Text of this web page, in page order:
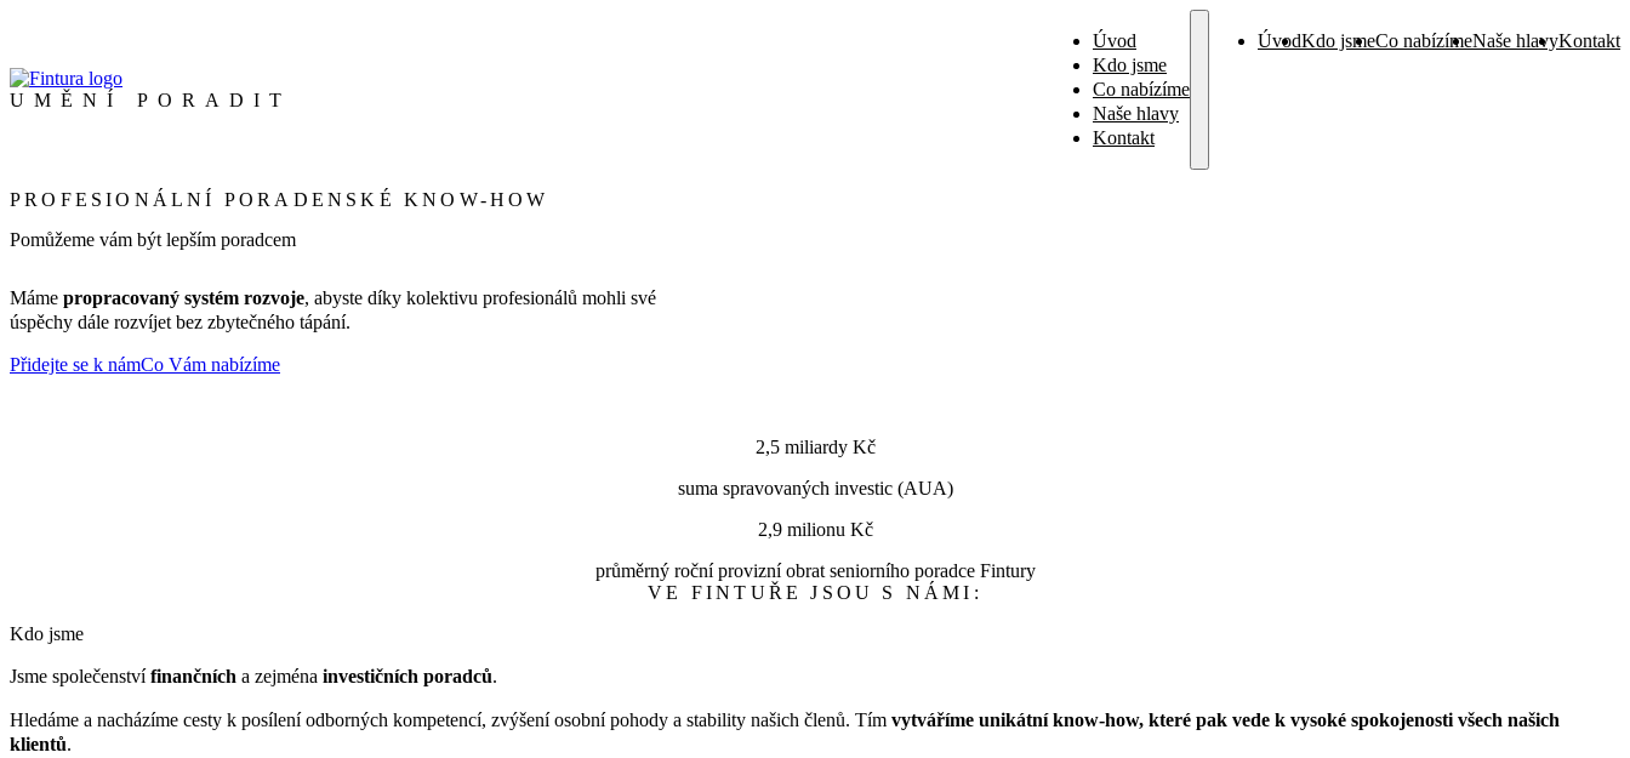
UMĚNÍ PORADIT
Úvod
Kdo jsme
Co nabízíme
Naše hlavy
Kontakt
ÚvodKdo jsmeCo nabízímeNaše hlavyKontakt
PROFESIONÁLNÍ PORADENSKÉ KNOW-HOW
Pomůžeme vám být lepším poradcem
Máme propracovaný systém rozvoje, abyste díky kolektivu profesionálů mohli své
úspěchy dále rozvíjet bez zbytečného tápání.
Přidejte se k námCo Vám nabízíme
2,5 miliardy Kč
suma spravovaných investic (AUA)
2,9 milionu Kč
průměrný roční provizní obrat seniorního poradce Fintury
VE FINTUŘE JSOU S NÁMI:
Kdo jsme
Jsme společenstvífinančních a zejména investičních poradců.
Hledáme a nacházíme cesty k posílení odborných kompetencí, zvýšení osobní pohody a stability našich členů. Tím vytváříme unikátní know-how, které pak vede k vysoké spokojenosti všech našich
klientů.